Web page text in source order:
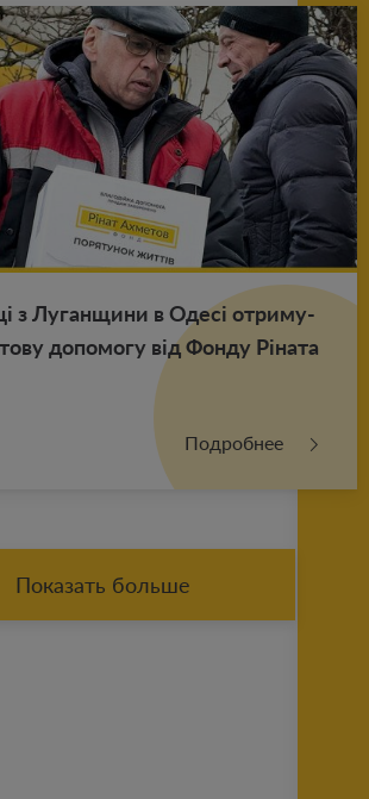
з Лу­ган­щи­ни в Одесі от­ри­му­
до­по­мо­гу від Фонду Ріната
Подробнее
Показать больше